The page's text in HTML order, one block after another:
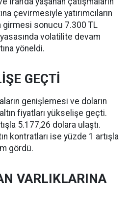
çevirmesiyle yatırımcıların
girmesi sonucu 7.300 TL
volatilite devam
yöneldi.
GEÇTİ
genişlemesi ve doların
fiyatları yükselişe geçti.
5.177,26 dolara ulaştı.
kontratları ise yüzde 1 artışla
gördü.
VARLIKLARINA